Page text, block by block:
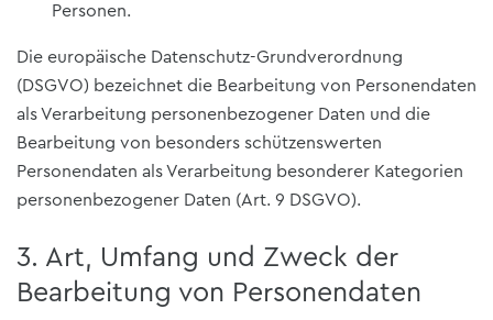
Personen.
Die europäische Datenschutz-Grundverordnung
(DSGVO) bezeichnet die Bearbeitung von Personendaten
als Verarbeitung personenbezogener Daten und die
Bearbeitung von besonders schützenswerten
Personendaten als Verarbeitung besonderer Kategorien
personenbezogener Daten (Art. 9 DSGVO).
3. Art, Umfang und Zweck der
Bearbeitung von Personendaten